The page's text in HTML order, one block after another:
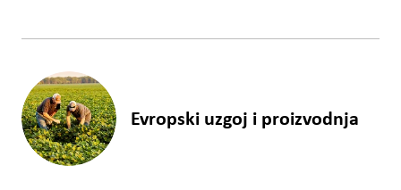
Evropski uzgoj i proizvodnja